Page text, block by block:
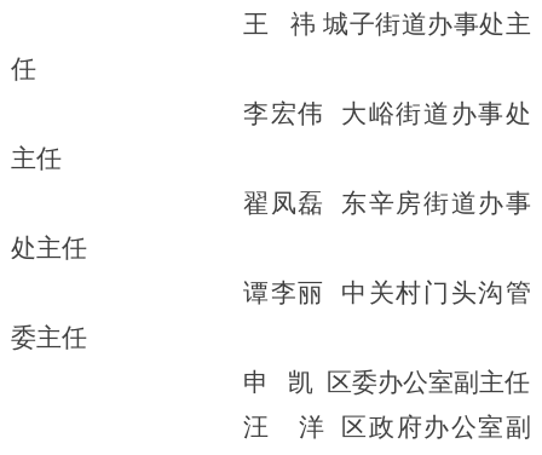
王 祎 城子街道办事处主
任
李宏伟
大峪街道办事处
主任
翟凤磊
东辛房街道办事
处主任
谭李丽
中关村门头沟管
委主任
申 凯 区委办公室副主任
汪
洋
区政府办公室副